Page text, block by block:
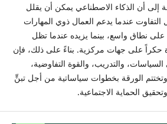
إلى أن الذكاء الاصطناعي يمكن أن يقلل
التفاوت عندما يدعم العمال ذوي المهارات
نطاق واسع، بينما يزيده عندما تظل
حكراً على جهات مركزية. بناءً على ذلك، فإن
والتدريب، والقوة التفاوضية،
الورقة بخطوات سياساتية من أجل تبنٍّ
الحماية الاجتماعية.